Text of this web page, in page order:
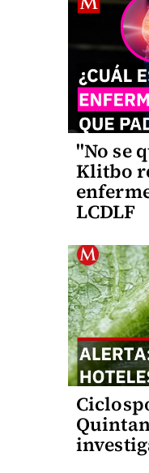
"No se
Klitbo
LCDLF